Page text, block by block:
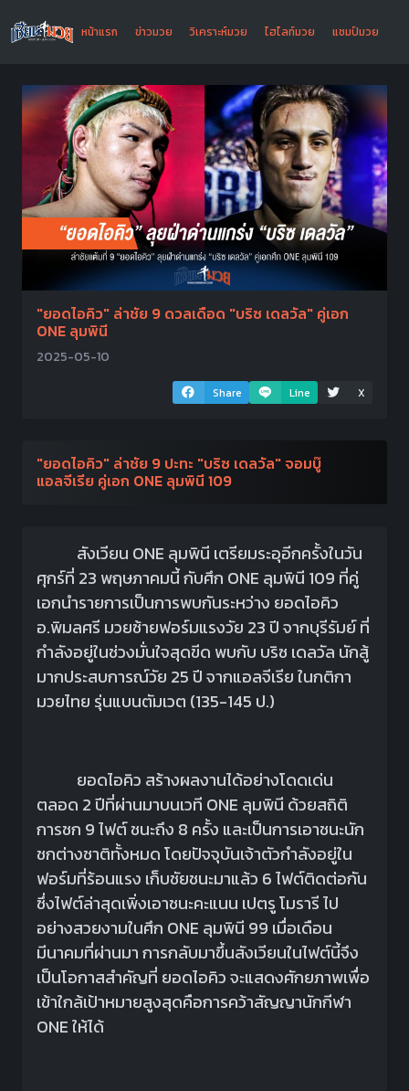
หน้าแรก ข่าวมวย วิเคราะห์มวย ไฮไลท์มวย แชมป์มวย
"ยอดไอคิว" ล่าชัย 9 ดวลเดือด "บริซ เดลวัล" คู่เอก
ONE ลุมพินี
2025-05-10
Share Line X
"ยอดไอคิว" ล่าชัย 9 ปะทะ "บริซ เดลวัล" จอมบู๊
แอลจีเรีย คู่เอก ONE ลุมพินี 109
สังเวียน ONE ลุมพินี เตรียมระอุอีกครั้งในวัน
ศุกร์ที่ 23 พฤษภาคมนี้ กับศึก ONE ลุมพินี 109 ที่คู่
เอกนำรายการเป็นการพบกันระหว่าง ยอดไอคิว
อ.พิมลศรี มวยซ้ายฟอร์มแรงวัย 23 ปี จากบุรีรัมย์ ที่
กำลังอยู่ในช่วงมั่นใจสุดขีด พบกับ บริซ เดลวัล นักสู้
มากประสบการณ์วัย 25 ปี จากแอลจีเรีย ในกติกา
มวยไทย รุ่นแบนตัมเวต (135-145 ป.)
ยอดไอคิว สร้างผลงานได้อย่างโดดเด่น
ตลอด 2 ปีที่ผ่านมาบนเวที ONE ลุมพินี ด้วยสถิติ
การชก 9 ไฟต์ ชนะถึง 8 ครั้ง และเป็นการเอาชนะนัก
ชกต่างชาติทั้งหมด โดยปัจจุบันเจ้าตัวกำลังอยู่ใน
ฟอร์มที่ร้อนแรง เก็บชัยชนะมาแล้ว 6 ไฟต์ติดต่อกัน
ซึ่งไฟต์ล่าสุดเพิ่งเอาชนะคะแนน เปตรู โมรารี ไป
อย่างสวยงามในศึก ONE ลุมพินี 99 เมื่อเดือน
มีนาคมที่ผ่านมา การกลับมาขึ้นสังเวียนในไฟต์นี้จึง
เป็นโอกาสสำคัญที่ ยอดไอคิว จะแสดงศักยภาพเพื่อ
เข้าใกล้เป้าหมายสูงสุดคือการคว้าสัญญานักกีฬา
ONE ให้ได้